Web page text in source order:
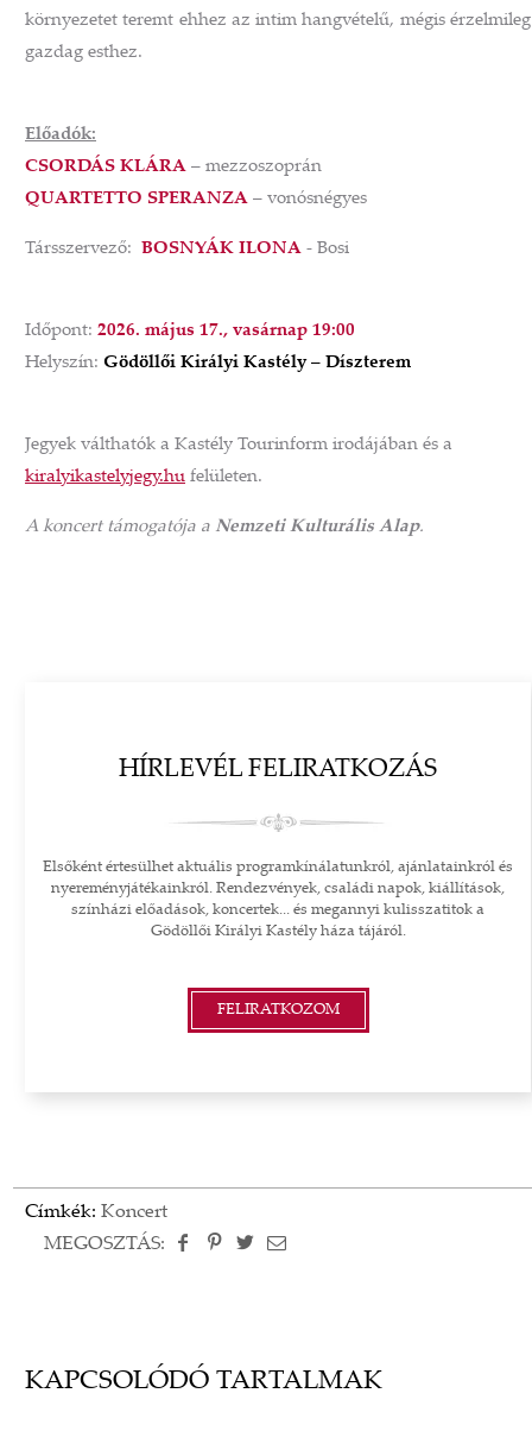
környezetet teremt ehhez az intim hangvételű, mégis érzelmileg
gazdag esthez.
Előadók:
CSORDÁS KLÁRA – mezzoszoprán
QUARTETTO SPERANZA – vonósnégyes
Társszervező: BOSNYÁK ILONA - Bosi
Időpont: 2026. május 17., vasárnap 19:00
Helyszín: Gödöllői Királyi Kastély – Díszterem
Jegyek válthatók a Kastély Tourinform irodájában és a
kiralyikastelyjegy.hu felületen.
A koncert támogatója a Nemzeti Kulturális Alap.
HÍRLEVÉL FELIRATKOZÁS
Elsőként értesülhet aktuális programkínálatunkról, ajánlatainkról és
nyereményjátékainkról. Rendezvények, családi napok, kiállítások,
színházi előadások, koncertek... és megannyi kulisszatitok a
Gödöllői Királyi Kastély háza tájáról.
FELIRATKOZOM
Címkék: Koncert
MEGOSZTÁS:
KAPCSOLÓDÓ TARTALMAK